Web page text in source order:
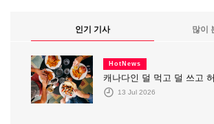
인기 기사 많이
HotNews
캐나다인 덜 먹고 덜 쓰고
13 Jul 2026